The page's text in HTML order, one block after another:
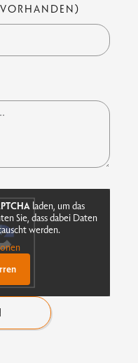
laden, um das
Sie, dass dabei Daten
werden.